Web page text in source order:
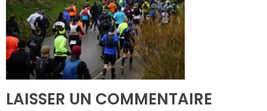
LAISSER UN COMMENTAIRE